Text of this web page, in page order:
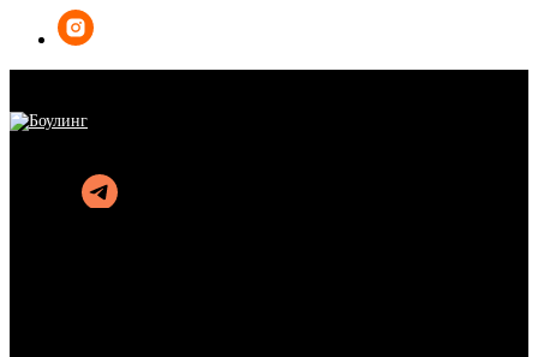
ОРГАНИЗАЦИЯ ПРАЗДНИКОВ
ПОДАРОЧНЫЕ СЕРТИФИКАТЫ